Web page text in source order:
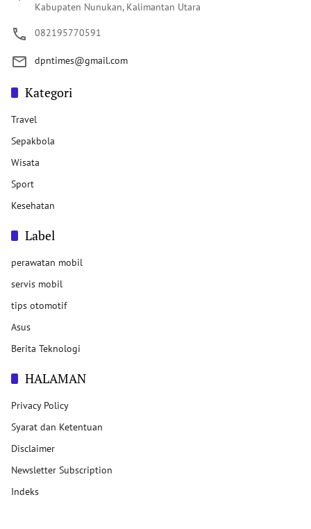
Kabupaten Nunukan, Kalimantan Utara
082195770591
dpntimes@gmail.com
Kategori
Travel
Sepakbola
Wisata
Sport
Kesehatan
Label
perawatan mobil
servis mobil
tips otomotif
Asus
Berita Teknologi
HALAMAN
Privacy Policy
Syarat dan Ketentuan
Disclaimer
Newsletter Subscription
Indeks